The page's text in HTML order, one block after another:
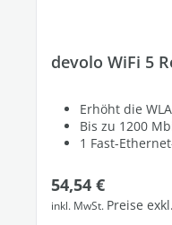
devolo WiFi 5
Erhöht die
Bis zu 1200
1 Fast-
Regulärer Preis:
54,54 €
inkl. MwSt. Preise